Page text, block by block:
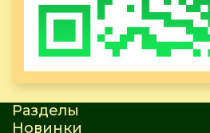
Разделы
Новинки